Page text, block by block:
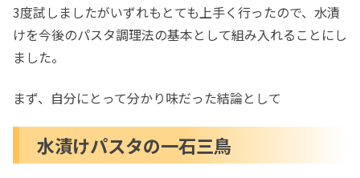
3度試しましたがいずれもとても上手く行ったので、水漬
けを今後のパスタ調理法の基本として組み入れることにし
ました。
まず、自分にとって分かり味だった結論として
水漬けパスタの一石三鳥